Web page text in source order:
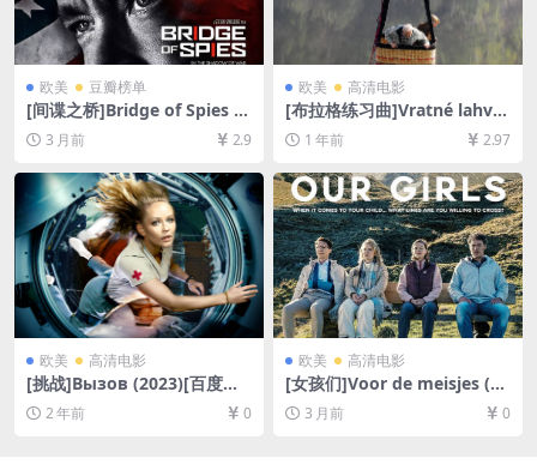
欧美 豆瓣榜单
[间谍之桥]Bridge of Spies (2
015)[百度网盘+夸克网盘+迅
雷云盘1080P超清未删减资源]
9GB][中英字幕]
3 月前 2.9
欧美 高清电影
[布拉格练习曲]Vratné lahve
(2007)[百度网盘+夸克网盘10
80P超清未删减资源][网盘在
文字幕]
1 年前 2.97
欧美 高清电影
[挑战]Вызов (2023)[百度网
盘+夸克网盘1080P超清未删
减资源][网盘在线播放/下载]
2 年前 0
欧美 高清电影
[女孩们]Voor de meisjes (20
25)[百度网盘+夸克网盘1080P
超清未删减资源][网盘在线播
3 月前 0